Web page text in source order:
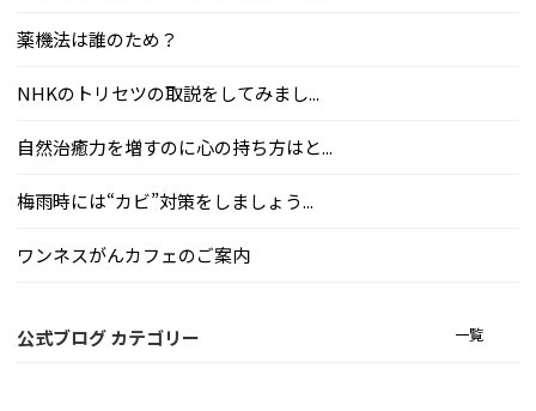
薬機法は誰のため？
NHKのトリセツの取説をしてみまし...
自然治癒力を増すのに心の持ち方はと...
梅雨時には“カビ”対策をしましょう...
ワンネスがんカフェのご案内
公式ブログ カテゴリー 一覧